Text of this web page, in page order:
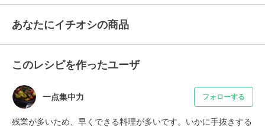
あなたにイチオシの商品
このレシピを作ったユーザ
一点集中力 フォローする
残業が多いため、早くできる料理が多いです。いかに手抜きする